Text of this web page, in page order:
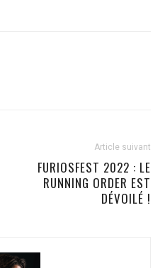
Article suivant
FURIOSFEST 2022 : LE
RUNNING ORDER EST
DÉVOILÉ !